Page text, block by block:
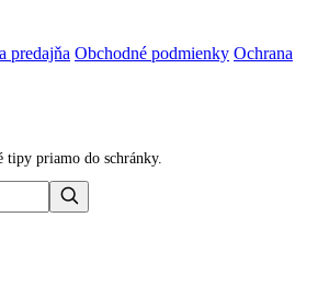
predajňa Obchodné podmienky Ochrana
tipy priamo do schránky.